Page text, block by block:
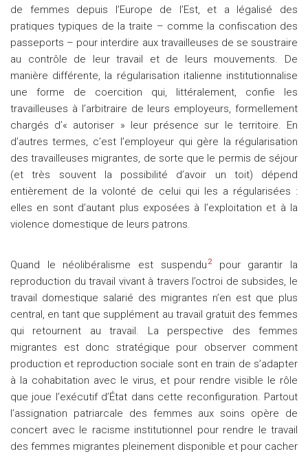
de femmes depuis l’Europe de l’Est, et a légalisé des
pratiques typiques de la traite – comme la confiscation des
passeports – pour interdire aux travailleuses de se soustraire
au contrôle de leur travail et de leurs mouvements. De
manière différente, la régularisation italienne institutionnalise
une forme de coercition qui, littéralement, confie les
travailleuses à l’arbitraire de leurs employeurs, formellement
chargés d’« autoriser » leur présence sur le territoire. En
d’autres termes, c’est l’employeur qui gère la régularisation
des travailleuses migrantes, de sorte que le permis de séjour
(et très souvent la possibilité d’avoir un toit) dépend
entièrement de la volonté de celui qui les a régularisées :
elles en sont d’autant plus exposées à l’exploitation et à la
violence domestique de leurs patrons.
Quand le néolibéralisme est suspendu 2pour garantir la
reproduction du travail vivant à travers l’octroi de subsides, le
travail domestique salarié des migrantes n’en est que plus
central, en tant que supplément au travail gratuit des femmes
qui retournent au travail. La perspective des femmes
migrantes est donc stratégique pour observer comment
production et reproduction sociale sont en train de s’adapter
à la cohabitation avec le virus, et pour rendre visible le rôle
que joue l’exécutif d’État dans cette reconfiguration. Partout
l’assignation patriarcale des femmes aux soins opère de
concert avec le racisme institutionnel pour rendre le travail
des femmes migrantes pleinement disponible et pour cacher